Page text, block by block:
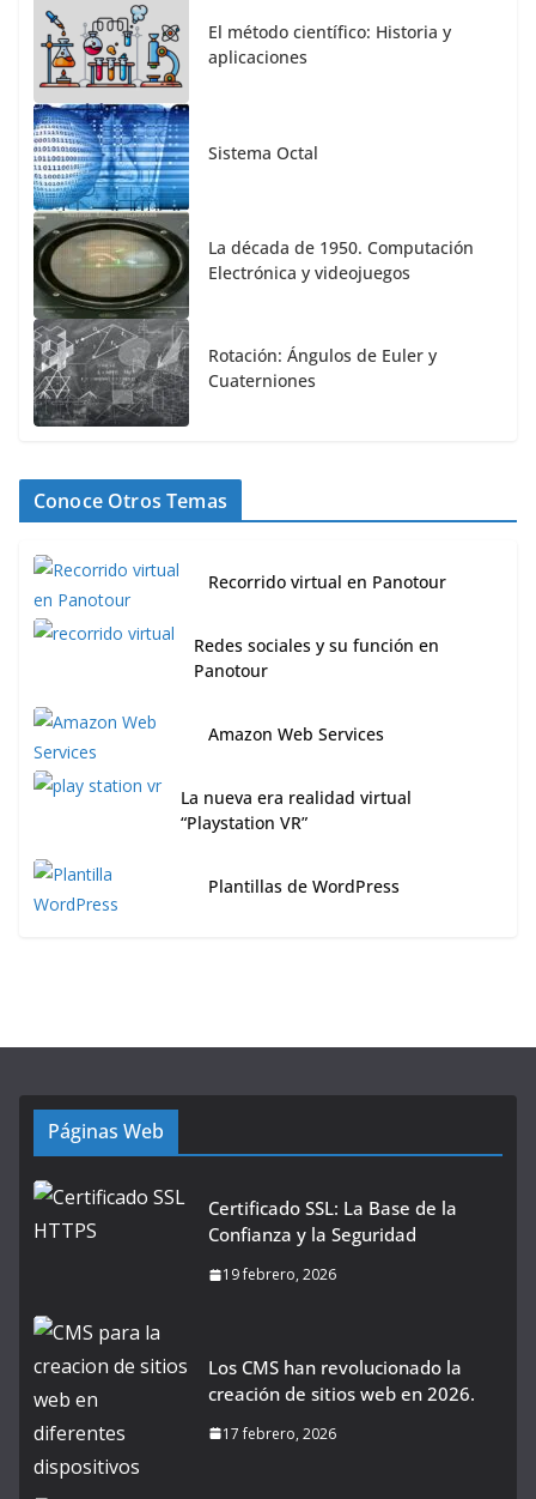
El método científico: Historia y
aplicaciones
Sistema Octal
La década de 1950. Computación
Electrónica y videojuegos
Rotación: Ángulos de Euler y
Cuaterniones
Conoce Otros Temas
Recorrido virtual en Panotour
Redes sociales y su función en
Panotour
Amazon Web Services
La nueva era realidad virtual
“Playstation VR”
Plantillas de WordPress
Páginas Web
Certificado SSL: La Base de la
Confianza y la Seguridad
19 febrero, 2026
Los CMS han revolucionado la
creación de sitios web en 2026.
17 febrero, 2026